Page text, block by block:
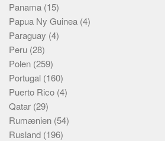
Panama (15)
Papua Ny Guinea (4)
Paraguay (4)
Peru (28)
Polen (259)
Portugal (160)
Puerto Rico (4)
Qatar (29)
Rumænien (54)
Rusland (196)